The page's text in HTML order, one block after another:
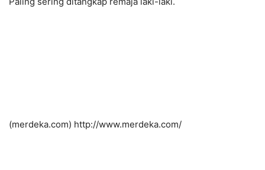
(merdeka.com) http://www.merdeka.com/